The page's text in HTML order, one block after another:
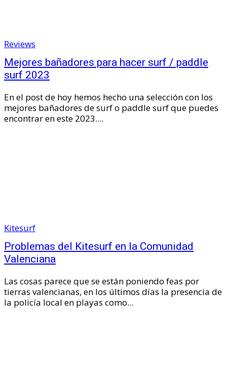
Reviews
Mejores bañadores para hacer surf / paddle
surf 2023
En el post de hoy hemos hecho una selección con los
mejores bañadores de surf o paddle surf que puedes
encontrar en este 2023....
Kitesurf
Problemas del Kitesurf en la Comunidad
Valenciana
Las cosas parece que se están poniendo feas por
tierras valencianas, en los últimos días la presencia de
la policía local en playas como...